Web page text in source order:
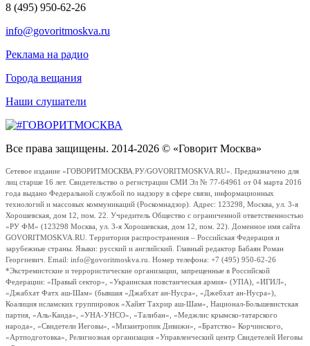
8 (495) 950-62-26
info@govoritmoskva.ru
Реклама на радио
Города вещания
Наши слушатели
Все права защищены. 2014-2026 © «Говорит Москва»
Сетевое издание «ГОВОРИТМОСКВА.РУ/GOVORITMOSKVA.RU». Предназначено для
лиц старше 16 лет. Свидетельство о регистрации СМИ Эл № 77-64961 от 04 марта 2016
года выдано Федеральной службой по надзору в сфере связи, информационных
технологий и массовых коммуникаций (Роскомнадзор). Адрес: 123298, Москва, ул. 3-я
Хорошевская, дом 12, пом. 22. Учредитель Общество с ограниченной ответственностью
«РУ ФМ» (123298 Москва, ул. 3-я Хорошевская, дом 12, пом. 22). Доменное имя сайта
GOVORITMOSKVA.RU. Территория распространения – Российская Федерация и
зарубежные страны. Языки: русский и английский. Главный редактор Бабаян Роман
Георгиевич. Email: info@govoritmoskva.ru. Номер телефона: +7 (495) 950-62-26
*Экстремистские и террористические организации, запрещенные в Российской
Федерации: «Правый сектор», «Украинская повстанческая армия» (УПА), «ИГИЛ»,
«Джабхат Фатх аш-Шам» (бывшая «Джабхат ан-Нусра», «Джебхат ан-Нусра»),
Коалиция исламских группировок «Хайят Тахрир аш-Шам», Национал-Большевистская
партия, «Аль-Каида», «УНА-УНСО», «Талибан», «Меджлис крымско-татарского
народа», «Свидетели Иеговы», «Мизантропик Дивижн», «Братство» Корчинского,
«Артподготовка», Религиозная организация «Управленческий центр Свидетелей Иеговы